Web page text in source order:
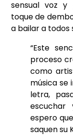
sensual voz y
toque de
a bailar a todos
“Este
proceso
como
música se
letra,
espero
saquen su